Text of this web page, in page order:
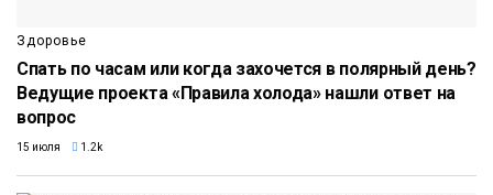
Здоровье
Спать по часам или когда захочется в полярный день?
Ведущие проекта «Правила холода» нашли ответ на
вопрос
15 июля 1.2k